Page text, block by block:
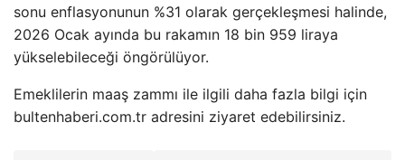
sonu enflasyonunun %31 olarak gerçekleşmesi halinde,
2026 Ocak ayında bu rakamın 18 bin 959 liraya
yükselebileceği öngörülüyor.
Emeklilerin maaş zammı ile ilgili daha fazla bilgi için
bultenhaberi.com.tr adresini ziyaret edebilirsiniz.